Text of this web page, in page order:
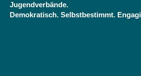
Jugendverbände.
Demokratisch. Selbstbestimmt.